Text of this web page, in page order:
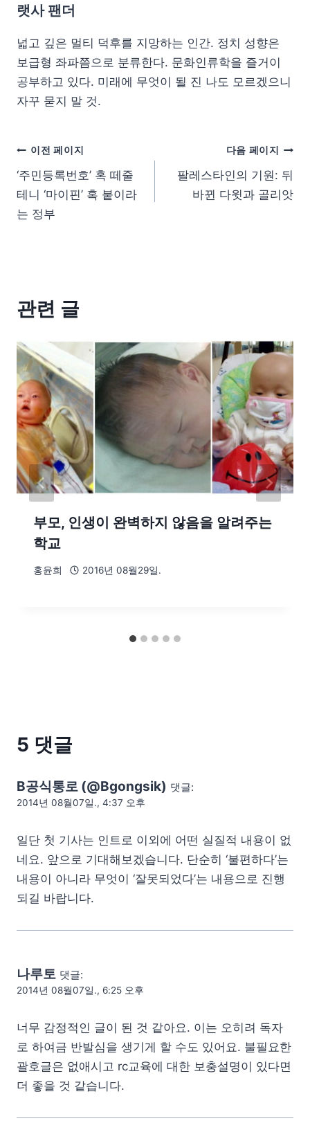
랫사 팬더
넓고 깊은 멀티 덕후를 지망하는 인간. 정치 성향은
보급형 좌파쯤으로 분류한다. 문화인류학을 즐거이
공부하고 있다. 미래에 무엇이 될 진 나도 모르겠으니
자꾸 묻지 말 것.
이전 페이지
‘주민등록번호’ 혹 떼줄
테니 ‘마이핀’ 혹 붙이라
는 정부
다음 페이지
팔레스타인의 기원: 뒤
바뀐 다윗과 골리앗
관련 글
부모, 인생이 완벽하지 않음을 알려주는
학교
홍윤희 2016년 08월29일.
5 댓글
B공식통로 (@Bgongsik) 댓글:
2014년 08월07일., 4:37 오후
일단 첫 기사는 인트로 이외에 어떤 실질적 내용이 없
네요. 앞으로 기대해보겠습니다. 단순히 ‘불편하다’는
내용이 아니라 무엇이 ‘잘못되었다’는 내용으로 진행
되길 바랍니다.
나루토 댓글:
2014년 08월07일., 6:25 오후
너무 감정적인 글이 된 것 같아요. 이는 오히려 독자
로 하여금 반발심을 생기게 할 수도 있어요. 불필요한
괄호글은 없애시고 rc교육에 대한 보충설명이 있다면
더 좋을 것 같습니다.